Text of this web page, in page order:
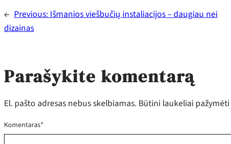
← Previous: Išmanios viešbučių instaliacijos – daugiau nei
dizainas
Parašykite komentarą
El. pašto adresas nebus skelbiamas. Būtini laukeliai pažymėti
Komentaras*